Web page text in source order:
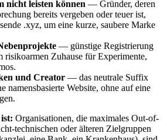
nicht leisten können — Gründer, deren
bereits vergeben oder teuer ist,
.xyz, um eine kurze, saubere Marke
— günstige Registrierung
risikoarmen Zuhause für Experimente,
und Creator — das neutrale Suffix
namensbasierte Website, ohne auf eine
Organisationen, die maximales Out-of-
technischen oder älteren Zielgruppen